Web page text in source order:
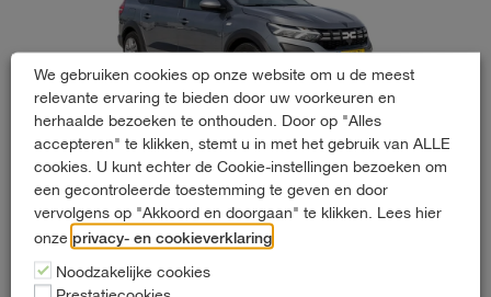
Dacia Jogger 7-persoons
1 - 7 personen
We gebruiken cookies op onze website om u de meest
relevante ervaring te bieden door uw voorkeuren en
herhaalde bezoeken te onthouden. Door op "Alles
accepteren" te klikken, stemt u in met het gebruik van ALLE
cookies. U kunt echter de Cookie-instellingen bezoeken om
een gecontroleerde toestemming te geven en door
vervolgens op "Akkoord en doorgaan" te klikken. Lees hier
onze privacy- en cookieverklaring
Noodzakelijke cookies